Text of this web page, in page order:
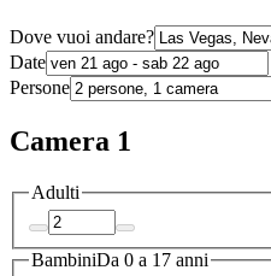
Dove vuoi andare?
Date
Persone
Camera 1
Adulti
BambiniDa 0 a 17 anni